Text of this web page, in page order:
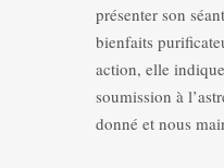
présenter son
bienfaits
action, elle
soumission à
donné et nous